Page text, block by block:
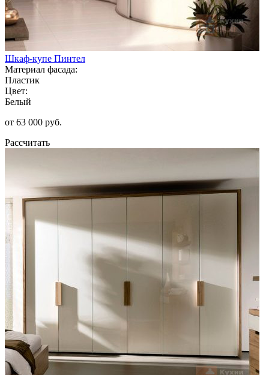
Шкаф-купе Пинтел
Материал фасада:
Пластик
Цвет:
Белый
от 63 000 руб.
Рассчитать